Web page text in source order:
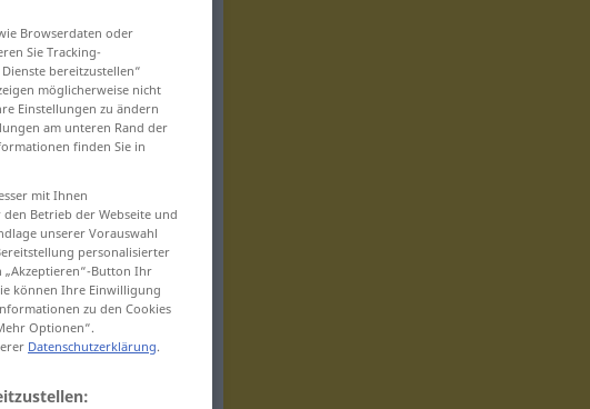
Browserdaten oder
Sie Tracking-
bereitzustellen“
möglicherweise nicht
Einstellungen zu ändern
am unteren Rand der
finden Sie in
mit Ihnen
Betrieb der Webseite und
unserer Vorauswahl
personalisierter
„Akzeptieren“-Button Ihr
können Ihre Einwilligung
zu den Cookies
Optionen“.
Datenschutzerklärung.